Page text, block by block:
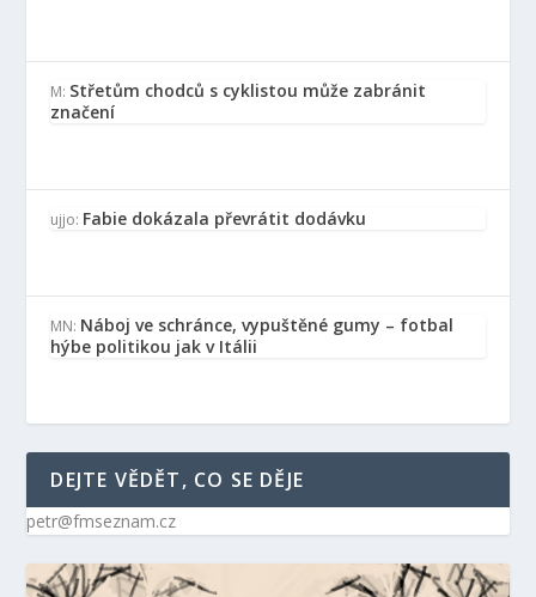
M: Střetům chodců s cyklistou může zabránit
značení
ujjo: Fabie dokázala převrátit dodávku
MN: Náboj ve schránce, vypuštěné gumy – fotbal
hýbe politikou jak v Itálii
DEJTE VĚDĚT, CO SE DĚJE
petr@fmseznam.cz